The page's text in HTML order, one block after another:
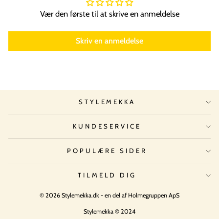
Vær den første til at skrive en anmeldelse
Skriv en anmeldelse
STYLEMEKKA
KUNDESERVICE
POPULÆRE SIDER
TILMELD DIG
© 2026 Stylemekka.dk - en del af Holmegruppen ApS
Stylemekka © 2024